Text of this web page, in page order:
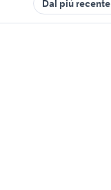
Dal più recente